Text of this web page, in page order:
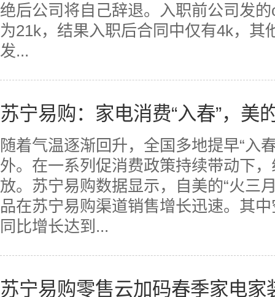
绝后公司将自己辞退。入职前公司发
为21k，结果入职后合同中仅有4k，其
发...
苏宁易购：家电消费“入春”，美
随着气温逐渐回升，全国多地提早“入
外。在一系列促消费政策持续带动下
放。苏宁易购数据显示，自美的“火三
品在苏宁易购渠道销售增长迅速。其
同比增长达到...
苏宁易购零售云加码春季家电